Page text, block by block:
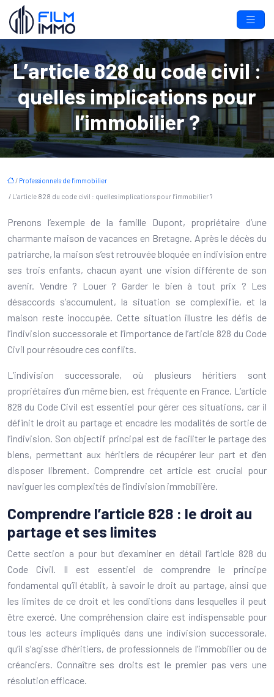
L’article 828 du code civil :
quelles implications pour
l’immobilier ?
/ Professionnels de l'immobilier
/ L’article 828 du code civil : quelles implications pour l’immobilier ?
Prenons l’exemple de la famille Dupont, propriétaire d’une
charmante maison de vacances en Bretagne. Après le décès du
patriarche, la maison s’est retrouvée bloquée en indivision entre
ses trois enfants, chacun ayant une vision différente de son
avenir. Vendre ? Louer ? Garder le bien à tout prix ? Les
désaccords s’accumulent, la situation se complexifie, et la
maison reste inoccupée. Cette situation illustre les défis de
l’indivision successorale et l’importance de l’article 828 du Code
Civil pour résoudre ces conflits.
L’indivision successorale, où plusieurs héritiers sont
propriétaires d’un même bien, est fréquente en France. L’article
828 du Code Civil est essentiel pour gérer ces situations, car il
définit le droit au partage et encadre les modalités de sortie de
l’indivision. Son objectif principal est de faciliter le partage des
biens, permettant aux héritiers de récupérer leur part et d’en
disposer librement. Comprendre cet article est crucial pour
naviguer les complexités de l’indivision immobilière.
Comprendre l’article 828 : le droit au
partage et ses limites
Cette section a pour but d’examiner en détail l’article 828 du
Code Civil. Il est essentiel de comprendre le principe
fondamental qu’il établit, à savoir le droit au partage, ainsi que
les limites de ce droit et les conditions dans lesquelles il peut
être exercé. Une compréhension claire est indispensable pour
tous les acteurs impliqués dans une indivision successorale,
qu’il s’agisse d’héritiers, de professionnels de l’immobilier ou de
créanciers. Connaître ses droits est le premier pas vers une
résolution efficace.